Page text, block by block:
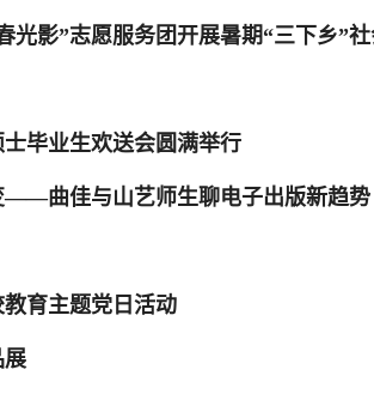
光影”志愿服务团开展暑期“三下乡”
毕业生欢送会圆满举行
——曲佳与山艺师生聊电子出版新趋势
育主题党日活动
展